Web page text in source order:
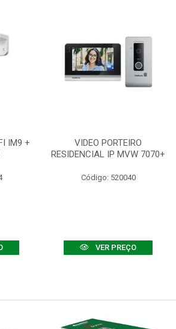
IM9 +
VIDEO PORTEIRO
RESIDENCIAL IP MVW 7070+
Código: 520040
VER PREÇO